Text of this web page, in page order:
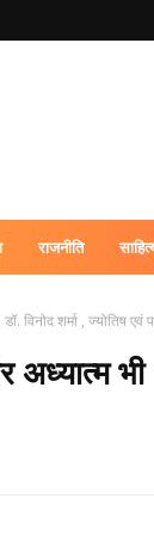
राजनीति
शर्मा , ज्योतिष एवं
भी।